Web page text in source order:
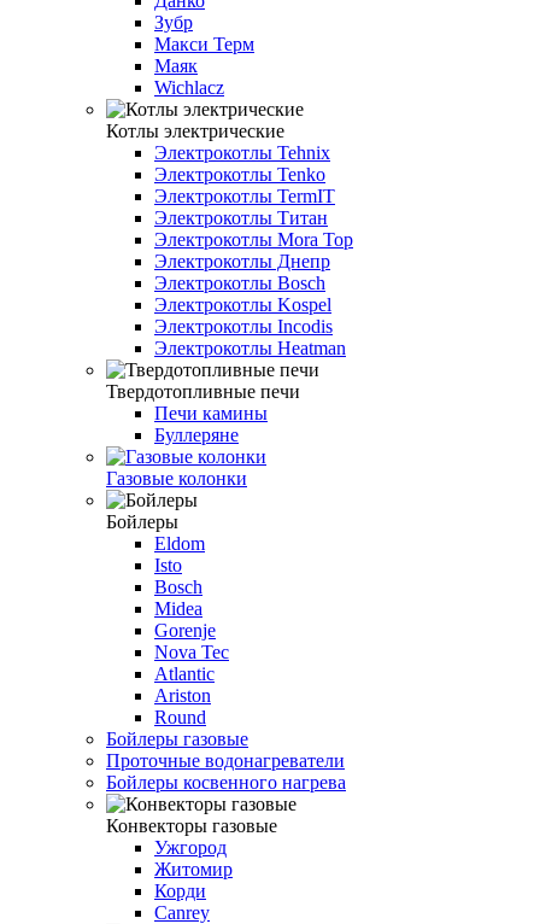
Зубр
Макси Терм
Маяк
Wichlacz
Котлы электрические
Электрокотлы Tehnix
Электрокотлы Tenko
Электрокотлы TermIT
Электрокотлы Титан
Электрокотлы Mora Top
Электрокотлы Днепр
Электрокотлы Bosch
Электрокотлы Kospel
Электрокотлы Incodis
Электрокотлы Heatman
Твердотопливные печи
Печи камины
Буллеряне
Газовые колонки
Бойлеры
Eldom
Isto
Bosch
Midea
Gorenje
Nova Tec
Atlantic
Ariston
Round
Бойлеры газовые
Проточные водонагреватели
Бойлеры косвенного нагрева
Конвекторы газовые
Ужгород
Житомир
Корди
Canrey